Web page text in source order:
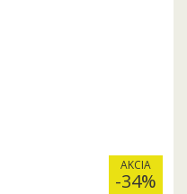
AKCIA
-34%